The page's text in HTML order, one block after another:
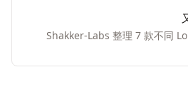
Shakker-Labs 整